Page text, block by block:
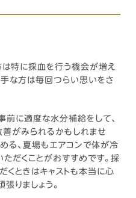
特に採血を行う機会が増え
な方は毎回つらい思いをさ
前に適度な水分補給をして、
がみられるかもしれませ
る、夏場もエアコンで体が冷
だくことがおすすめです。採
くときはキャストも本当に心
りましょう。